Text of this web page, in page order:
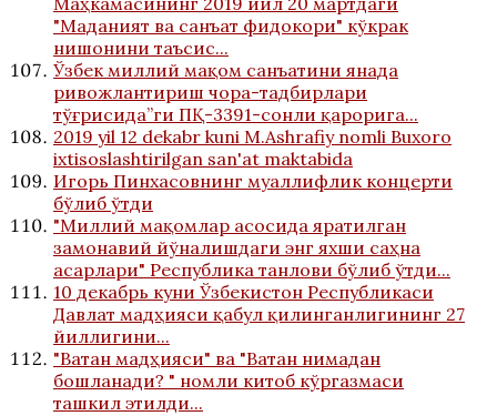
"Маданият ва санъат фидокори" кўкрак
нишонини таъсис...
Ўзбек миллий мақом санъатини янада
ривожлантириш чора-тадбирлари
тўғрисида”ги ПҚ-3391-сонли қарорига...
2019 yil 12 dekabr kuni M.Ashrafiy nomli Buxoro
ixtisoslashtirilgan san'at maktabida
Игорь Пинхасовнинг муаллифлик концерти
бўлиб ўтди
"Миллий мақомлар асосида яратилган
замонавий йўналишдаги энг яхши саҳна
асарлари" Республика танлови бўлиб ўтди...
10 декабрь куни Ўзбекистон Республикаси
Давлат мадҳияси қабул қилинганлигининг 27
йиллигини...
"Ватан мадҳияси" ва "Ватан нимадан
бошланади? " номли китоб кўргазмаси
ташкил этилди...